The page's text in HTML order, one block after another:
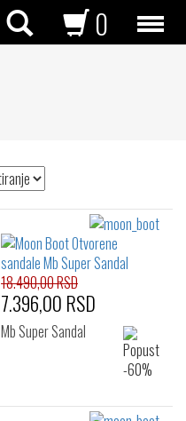
0
18.490,00 RSD
7.396,00 RSD
Mb Super Sandal